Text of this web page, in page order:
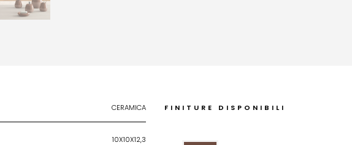
CERAMICA
10X10X12,3
FINITURE DISPONIBILI